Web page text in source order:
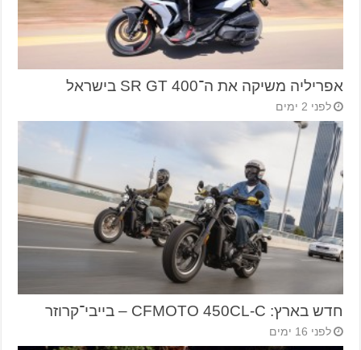
אפריליה משיקה את ה־SR GT 400 בישראל
לפני 2 ימים
חדש בארץ: CFMOTO 450CL-C – בייבי־קרוזר
לפני 16 ימים